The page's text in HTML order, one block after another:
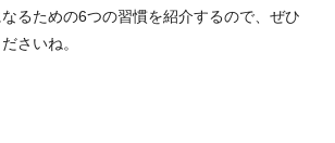
るための6つの習慣を紹介するので、ぜひ
さいね。